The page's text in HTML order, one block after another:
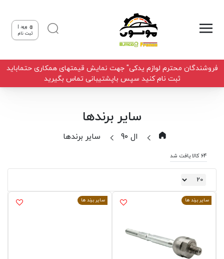
ورود |
ثبت نام
فروشندگان محترم لوازم یدکی" جهت نمایش قیمتهای همکاری حتماباید
ثبت نام کنید سپس باپشتیبانی تماس بگیرید
سایر برندها
ال 90 سایر برندها
64 کالا یافت شد
سایر برند ها سایر برند ها